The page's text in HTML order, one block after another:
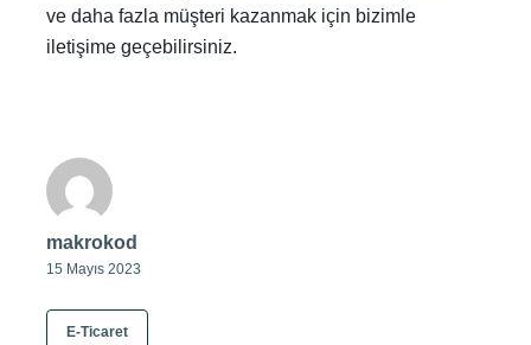
ve daha fazla müşteri kazanmak için bizimle
iletişime geçebilirsiniz.
makrokod
15 Mayıs 2023
E-Ticaret